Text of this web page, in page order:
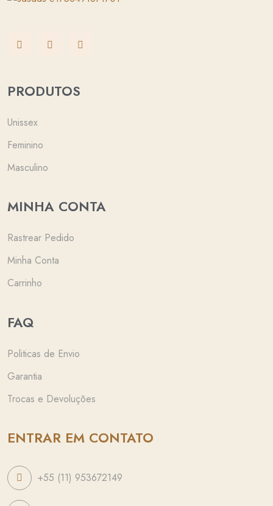
PRODUTOS
Unissex
Feminino
Masculino
MINHA CONTA
Rastrear Pedido
Minha Conta
Carrinho
FAQ
Politicas de Envio
Garantia
Trocas e Devoluções
ENTRAR EM CONTATO
+55 (11) 953672149